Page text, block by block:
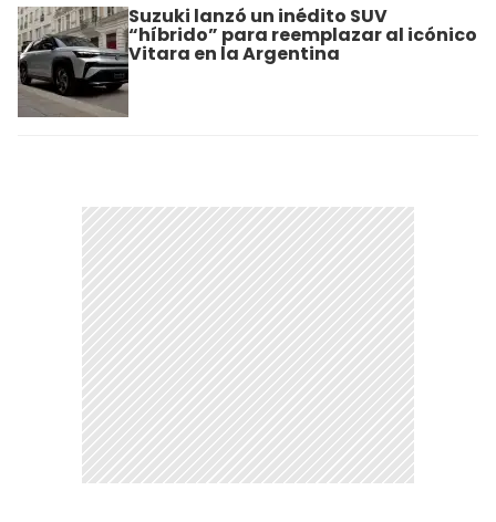
Suzuki lanzó un inédito SUV
“híbrido” para reemplazar al icónico
Vitara en la Argentina